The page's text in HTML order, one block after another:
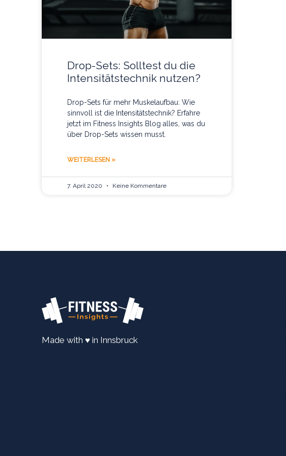
Drop-Sets: Solltest du die
Intensitätstechnik nutzen?
Drop-Sets für mehr Muskelaufbau: Wie
sinnvoll ist die Intensitätstechnik? Erfahre
jetzt im Fitness Insights Blog alles, was du
über Drop-Sets wissen musst.
WEITERLESEN »
7. April 2020 Keine Kommentare
Made with ♥ in Innsbruck